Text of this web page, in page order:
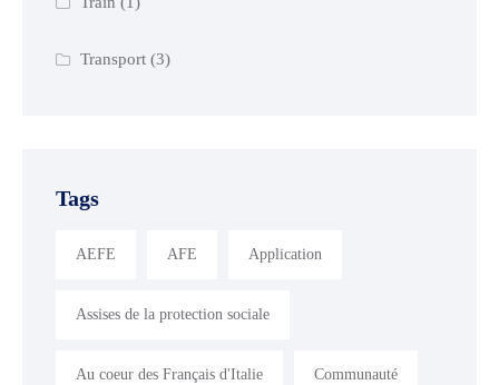
Transport(3)
Tags
AEFE AFE Application
Assises de la protection sociale
Au coeur des Français d'Italie Communauté